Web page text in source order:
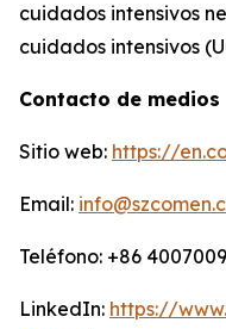
cuidados intensivos
cuidados intensivos
Contacto de medios
Sitio web: https://
Email:
Teléfono: +86
LinkedIn: https://